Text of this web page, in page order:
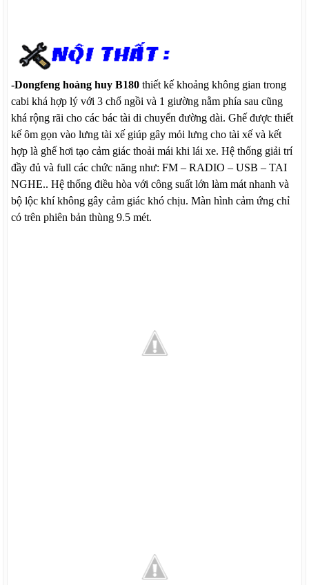
-Dongfeng hoàng huy B180 thiết kế khoảng không gian trong
cabi khá hợp lý với 3 chổ ngồi và 1 giường nằm phía sau cũng
khá rộng rãi cho các bác tài di chuyển đường dài. Ghế được thiết
kế ôm gọn vào lưng tài xế giúp gây mỏi lưng cho tài xế và kết
hợp là ghế hơi tạo cảm giác thoải mái khi lái xe. Hệ thống giải trí
đầy đủ và full các chức năng như: FM – RADIO – USB – TAI
NGHE.. Hệ thống điều hòa với công suất lớn làm mát nhanh và
bộ lộc khí không gây cảm giác khó chịu. Màn hình cảm ứng chỉ
có trên phiên bản thùng 9.5 mét.